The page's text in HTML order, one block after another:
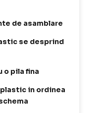
de asamblare
se desprind
o pila fina
in ordinea